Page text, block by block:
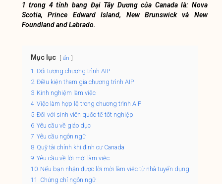
1 trong 4 tỉnh bang Đại Tây Dương của Canada là: Nova
Scotia, Prince Edward Island, New Brunswick và New
Foundland and Labrado.
Mục lục ẩn
1 Đối tượng chương trình AIP
2 Điều kiện tham gia chương trình AIP
3 Kinh nghiệm làm việc
4 Việc làm hợp lệ trong chương trình AIP
5 Đối với sinh viên quốc tế tốt nghiệp
6 Yêu cầu về giáo dục
7 Yêu cầu ngôn ngữ
8 Quỹ tài chính khi định cư Canada
9 Yêu cầu về lời mời làm việc
10 Nếu bạn nhận được lời mời làm việc từ nhà tuyển dụng
11 Chứng chỉ ngôn ngữ